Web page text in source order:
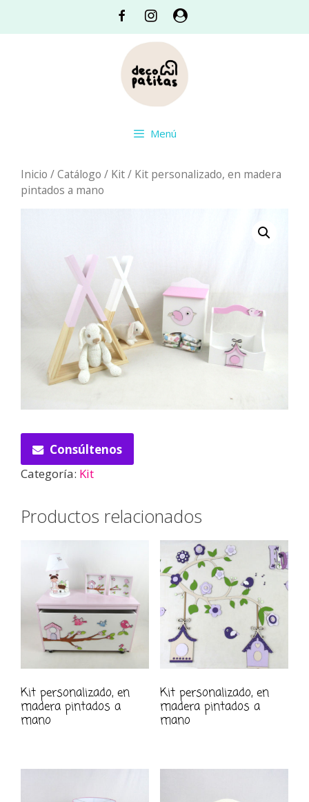
FacebookInstagramAcceso
Menú
Inicio /Catálogo / Kit/ Kit personalizado, en madera
pintados a mano
Consúltenos
Categoría: Kit
Productos relacionados
Kit personalizado, en
madera pintados a
mano
Kit personalizado, en
madera pintados a
mano